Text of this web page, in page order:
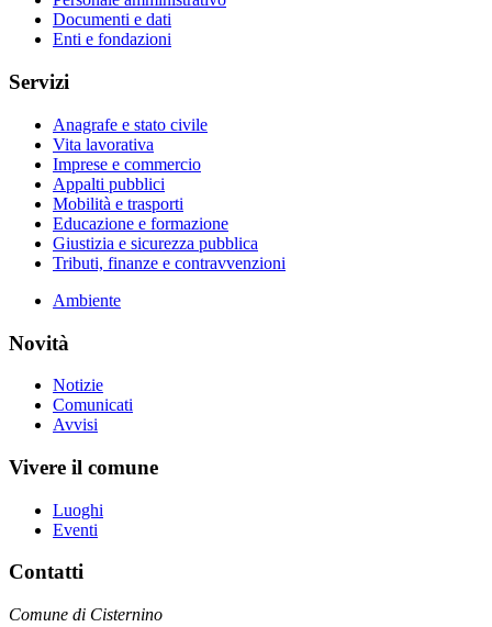
Documenti e dati
Enti e fondazioni
Servizi
Anagrafe e stato civile
Vita lavorativa
Imprese e commercio
Appalti pubblici
Mobilità e trasporti
Educazione e formazione
Giustizia e sicurezza pubblica
Tributi, finanze e contravvenzioni
Ambiente
Novità
Notizie
Comunicati
Avvisi
Vivere il comune
Luoghi
Eventi
Contatti
Comune di Cisternino